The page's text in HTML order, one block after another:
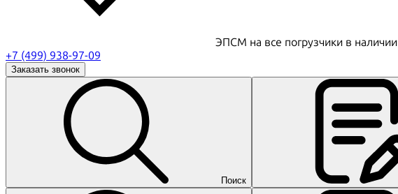
ЭПСМ на все погрузчики в наличии
+7 (499) 938-97-09
Заказать звонок
Поиск